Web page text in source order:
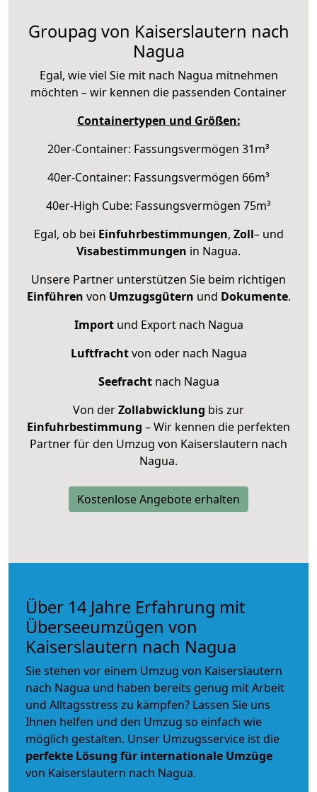
Groupag von Kaiserslautern nach
Nagua
Egal, wie viel Sie mit nach Nagua mitnehmen
möchten – wir kennen die passenden Container
Containertypen und Größen:
20er-Container: Fassungsvermögen 31m³
40er-Container: Fassungsvermögen 66m³
40er-High Cube: Fassungsvermögen 75m³
Egal, ob bei Einfuhrbestimmungen, Zoll– und
Visabestimmungen in Nagua.
Unsere Partner unterstützen Sie beim richtigen
Einführen von Umzugsgütern und Dokumente.
Importund Export nach Nagua
Luftfrachtvon oder nach Nagua
Seefrachtnach Nagua
Von derZollabwicklung bis zur
Einfuhrbestimmung – Wir kennen die perfekten
Partner für den Umzug von Kaiserslautern nach
Nagua.
Kostenlose Angebote erhalten
Über 14 Jahre Erfahrung mit
Überseeumzügen von
Kaiserslautern nach Nagua
Sie stehen vor einem Umzug von Kaiserslautern
nach Nagua und haben bereits genug mit Arbeit
und Alltagsstress zu kämpfen? Lassen Sie uns
Ihnen helfen und den Umzug so einfach wie
möglich gestalten. Unser Umzugsservice ist die
perfekte Lösung für internationale Umzüge
von Kaiserslautern nach Nagua.